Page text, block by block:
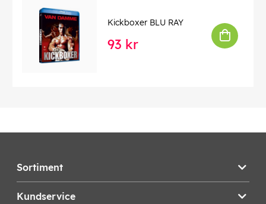
Kickboxer BLU RAY
93 kr
Sortiment
Kundservice